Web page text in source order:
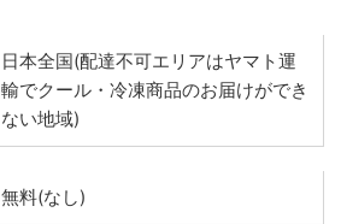
日本全国(配達不可エリアはヤマト運
輸でクール・冷凍商品のお届けができ
ない地域)
無料(なし)